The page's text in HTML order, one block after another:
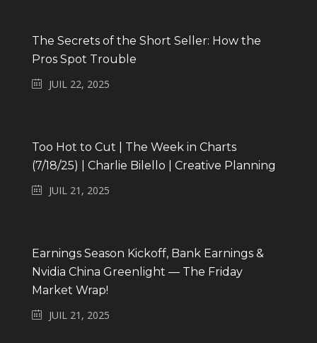
The Secrets of the Short Seller: How the
Pros Spot Trouble
JUIL 22, 2025
Too Hot to Cut | The Week in Charts
(7/18/25) | Charlie Bilello | Creative Planning
JUIL 21, 2025
Earnings Season Kickoff, Bank Earnings &
Nvidia China Greenlight — The Friday
Market Wrap!
JUIL 21, 2025